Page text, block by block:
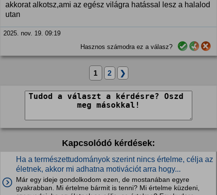
akkorat alkotsz,ami az egész világra hatással lesz a halalod
utan
2025. nov. 19. 09:19
Hasznos számodra ez a válasz?
1 2 ❯
Kapcsolódó kérdések:
Ha a természettudományok szerint nincs értelme, célja az
életnek, akkor mi adhatna motivációt arra hogy...
Már egy ideje gondolkodom ezen, de mostanában egyre
gyakrabban. Mi értelme bármit is tenni? Mi értelme küzdeni,